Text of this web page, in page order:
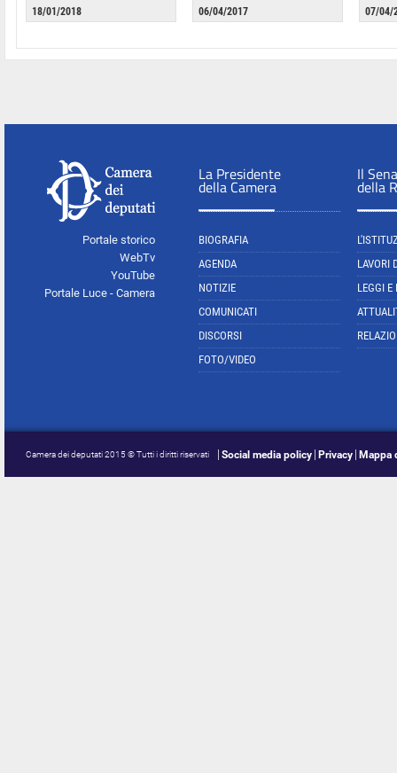
18/01/2018 06/04/2017 07/04/
Portale storico
WebTv
YouTube
Portale Luce - Camera
La Presidente
della Camera
BIOGRAFIA
AGENDA
NOTIZIE
COMUNICATI
DISCORSI
FOTO/VIDEO
Il
della
LAVORI
LEGGI E
Camera dei deputati 2015 © Tutti i diritti riservati Social media policy Privacy Mappa